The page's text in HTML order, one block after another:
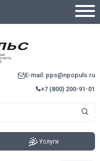
E-mail: pps@npopuls.ru
+7 (800) 200-91-01
Услуги